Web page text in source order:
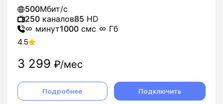
500Мбит/с
250 каналов85 HD
минут1000 смс Гб
4.5
3 299 ₽/мес
Подробнее Подключить